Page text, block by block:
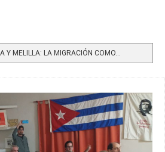
Y MELILLA: LA MIGRACIÓN COMO...